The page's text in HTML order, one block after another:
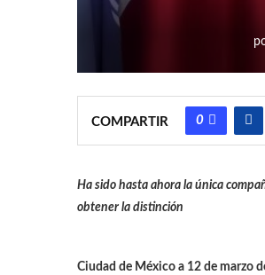
COMPARTIR 0
Ha sido hasta ahora la única
obtener la distinción
Ciudad de México a 12 de marzo